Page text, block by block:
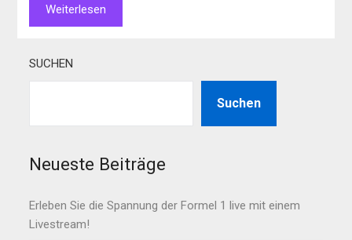
Weiterlesen
SUCHEN
Suchen
Neueste Beiträge
Erleben Sie die Spannung der Formel 1 live mit einem
Livestream!